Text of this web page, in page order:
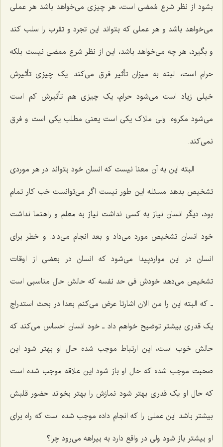
بشود از نظر شرع مُمضی است، هر چیزی می‌خواهد باشد هر عملی
می‌خواهد باشد و هر عملی که بتواند این تجرد و تقرب را سلب کند
و بگیرد، هر چه می‌خواهد باشد، این از نظر شرع ممضی نیست بلکه
حرام است، البته به میزان تأثیر فرق می‌کند. یک چیزی تأثیرش
خیلی زیاد است می‌شود حرام، یک چیزی هم تأثیرش کم است
می‌شود مکروه. ولی ملاک یکی است یعنی مطلب یکی است و فرق
نمی‌کند.
البته این به آن معنا نیست که انسان خود بتواند در هر موردی
تشخیص بدهد مسئله این طور نیست اگر می‌توانست خب کار تمام
بود، دیگر انسان نیاز به کسی نداشت نیاز به معلم و راهنما نداشت
خود انسان تشخیص مورد می‌داد و بعد انجام می‌داد. و خطر برای
انسان در این مواردپیدا می‌شود که انسان در بعضی از اوقات
تشخیص می‌دهد خودش فی حد نفسه که حالش حال مناسبی است
ـ که البته این را من الان اشارتا عرض می‌کنم بعدا در بحث استدراج
یک قدری بیشتر توضیح خواهم داد ـ خود انسان احساس می‌کند که
حالش خوب است، این ارتباط موجب شده حال او بهتر شود این
صحبت موجب شده که حال او باز شود این علاقه موجب شده است
که حال او یک قدری بهتر شود نمازش را بهتر بخواند حضور قلبش
بیشتر باشد این عملی را که انجام داده موجب شده است که راه برای
او بیشتر باز شود ولی در واقع دارد به بیراهه می‌رود چرا؟